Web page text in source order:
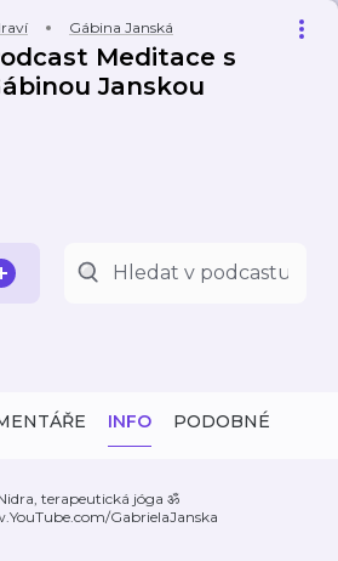
Gábina Janská
Meditace s
Janskou
INFO PODOBNÉ
terapeutická jóga ॐ
GabrielaJanska